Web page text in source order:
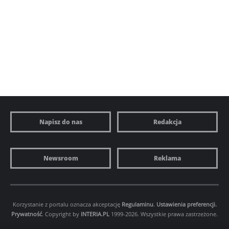
Napisz do nas Redakcja
Newsroom Reklama
Korzystanie z portalu oznacza akceptację Regulaminu. Ustawienia preferencji.
Prywatność. Copyright by INTERIA.PL 1999-2026. Wszystkie prawa zastrzeżone.